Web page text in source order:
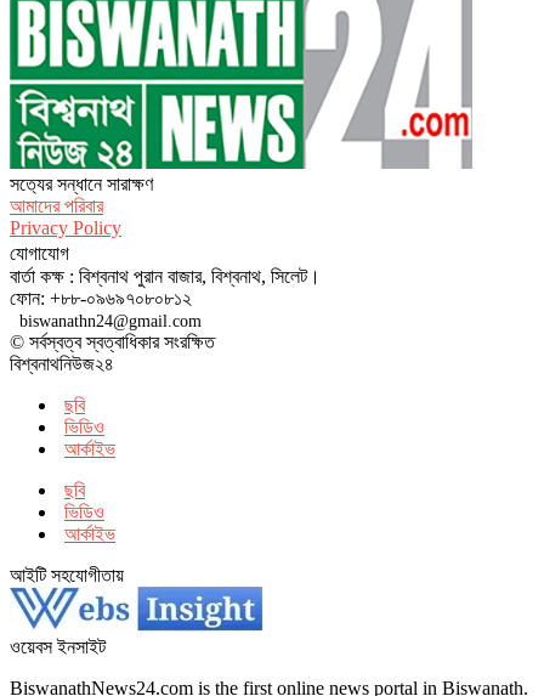
সত‌্যের সন্ধানে সারাক্ষণ
আমাদের পরিবার
Privacy Policy
যোগাযোগ
বার্তা কক্ষ : বিশ্বনাথ পুরান বাজার, বিশ্বনাথ, সিলেট।
ফোন: +৮৮-০৯৬৯৭০৮০৮১২
biswanathn24@gmail.com
© সর্বস্বত্ব স্বত্বাধিকার সংরক্ষিত
বিশ্বনাথনিউজ২৪
ছবি
ভিডিও
আর্কাইভ
ছবি
ভিডিও
আর্কাইভ
আইটি সহযোগীতায়
ওয়েবস ইনসাইট
BiswanathNews24.com is the first online news portal in Biswanath.